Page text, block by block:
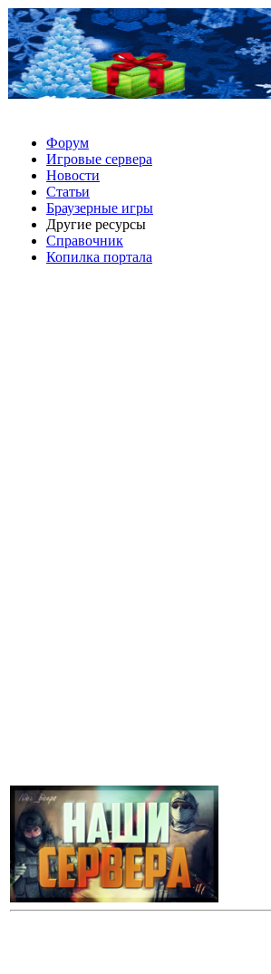
Форум
Игровые сервера
Новости
Статьи
Браузерные игры
Другие ресурсы
Справочник
Копилка портала